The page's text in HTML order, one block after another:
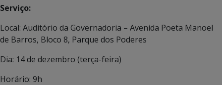
Serviço:
Local: Auditório da Governadoria – Avenida Poeta Manoel
de Barros, Bloco 8, Parque dos Poderes
Dia: 14 de dezembro (terça-feira)
Horário: 9h